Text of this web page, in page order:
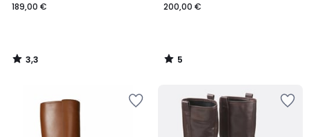
189,00 €
3,3
/
200,00 €
5
/